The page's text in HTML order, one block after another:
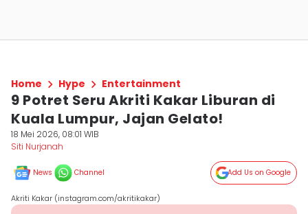
Home Hype Entertainment
9 Potret Seru Akriti Kakar Liburan di
Kuala Lumpur, Jajan Gelato!
18 Mei 2026, 08:01 WIB
Siti Nurjanah
News Channel Add Us on Google
Akriti Kakar (instagram.com/akritikakar)